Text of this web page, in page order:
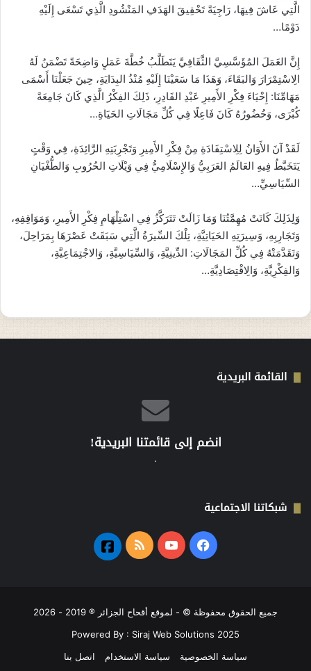
الَّتِي عَاشَ فِيهَا، رَاجِيَةً تَحْقِيقَ الهَدَفِ المَنْشُودِ الَّذِي تَسْعَى إِلَيْهِ
دَوْمًا…
إِنَّ العَمَلَ المُؤَسَّسِيَّ الثَّقَافِيَّ يَتَطَلَّبُ خُطَّةَ عَمَلٍ وَاضِحَةً تَضْمَنُ لَهُ
الِاسْتِمْرَارَ وَالبَقَاءَ، وَهَذَا مَا سَعَيْنَا إِلَيْهِ مُنْذُ البِدَايَةِ، حِينَ جَعَلْنَا أَسْمَى
مَهَامِّنَا: إِحْيَاءَ فِكْرِ الأَمِيرِ عَبْدِ القَادِرِ، ذَلِكَ الفِكْرُ الَّذِي كَانَ جَامِعَةً
كُبْرَى، وَحُضُورُهُ كَانَ فَاعِلًا فِي كُلِّ مَجَالَاتِ الحَيَاةِ…
لَقَدْ آنَ الأَوَانُ لِلِاسْتِفَادَةِ مِنْ فِكْرِ الأَمِيرِ وَتَجْرِبَتِهِ الرَّائِدَةِ، فِي وَقْتٍ
يَتَخَبَّطُ فِيهِ العَالَمُ العَرَبِيُّ وَالإِسْلَامِيُّ فِي وَيْلَاتِ الحُرُوبِ وَالطُّغْيَانِ
السِّيَاسِيِّ…
وَلِذَلِكَ كَانَتْ مُهِمَّتُنَا وَمَا زَالَتْ تَتَرَكَّزُ فِي اسْتِلْهَامِ فِكْرِ الأَمِيرِ، وَمَوَاقِفِهِ،
وَتَجَارِبِهِ، وَسِيرَتِهِ الحَيَاتِيَّةِ، تِلْكَ السِّيرَةُ الَّتِي سَبَقَتْ عَصْرَهَا بِمَرَاحِلَ،
وَتَقَدَّمَتْهُ فِي كُلِّ المَجَالَاتِ: الدِّينِيَّةِ، وَالسِّيَاسِيَّةِ، وَالاجْتِمَاعِيَّةِ،
وَالفِكْرِيَّةِ، وَالِاقْتِصَادِيَّةِ…
القائمة البريدية
انضم إلى قائمتنا البريدية!
.
شبكاتنا الاجتماعية
فيسبوك‫YouTubeملخص
جميع الحقوق محفوظة © - لموقع أقحاح الجزائر ® 2019 - 2026
Powered By : Siraj Web Solutions 2025
سياسة الخصوصية
سياسة الاستخدام اتصل بنا